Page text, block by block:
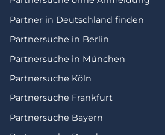
Partner in Deutschland finden
Partnersuche in Berlin
Partnersuche in München
Partnersuche Köln
Partnersuche Frankfurt
Partnersuche Bayern